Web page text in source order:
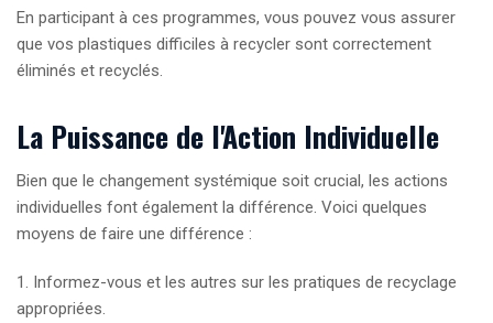
En participant à ces programmes, vous pouvez vous assurer
que vos plastiques difficiles à recycler sont correctement
éliminés et recyclés.
La Puissance de l'Action Individuelle
Bien que le changement systémique soit crucial, les actions
individuelles font également la différence. Voici quelques
moyens de faire une différence :
1. Informez-vous et les autres sur les pratiques de recyclage
appropriées.